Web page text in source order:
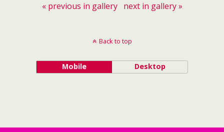
« previous in gallery
next in gallery »
Back to top
Mobile Desktop